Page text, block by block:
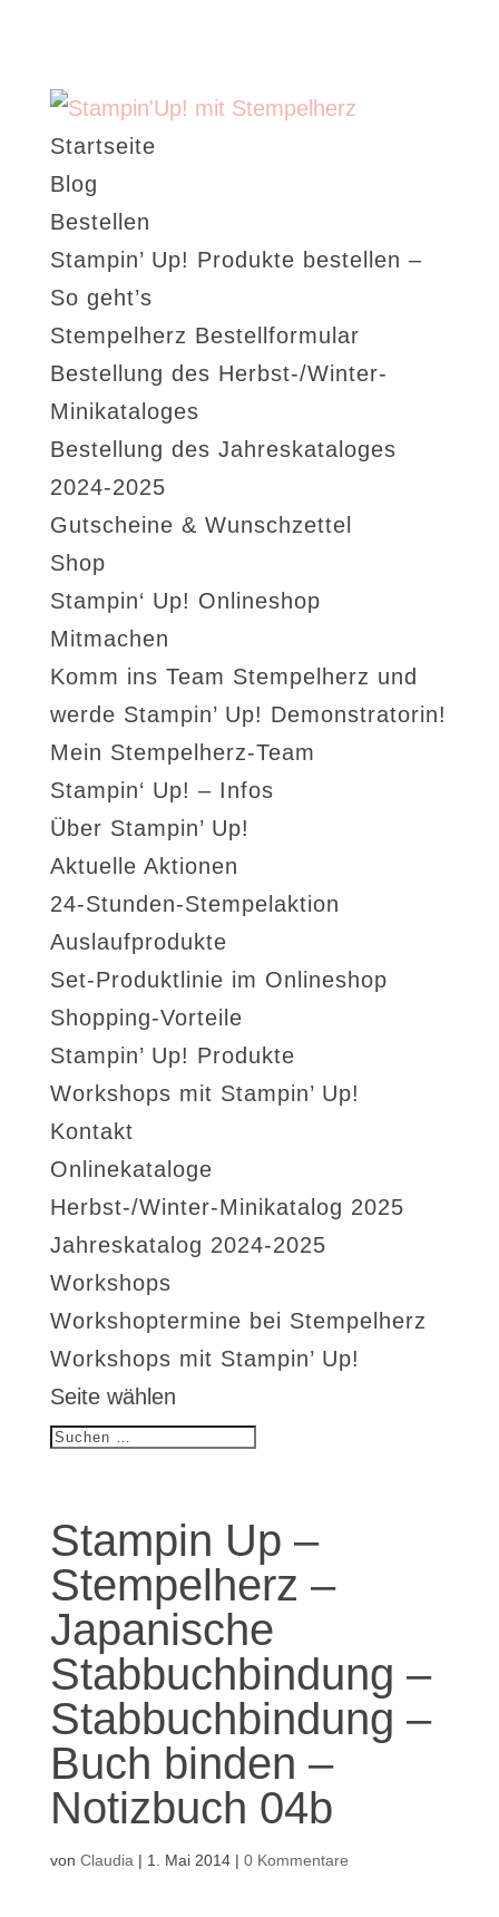
Startseite
Blog
Bestellen
Stampin’ Up! Produkte bestellen –
So geht’s
Stempelherz Bestellformular
Bestellung des Herbst-/Winter-
Minikataloges
Bestellung des Jahreskataloges
2024-2025
Gutscheine & Wunschzettel
Shop
Stampin‘ Up! Onlineshop
Mitmachen
Komm ins Team Stempelherz und
werde Stampin’ Up! Demonstratorin!
Mein Stempelherz-Team
Stampin‘ Up! – Infos
Über Stampin’ Up!
Aktuelle Aktionen
24-Stunden-Stempelaktion
Auslaufprodukte
Set-Produktlinie im Onlineshop
Shopping-Vorteile
Stampin’ Up! Produkte
Workshops mit Stampin’ Up!
Kontakt
Onlinekataloge
Herbst-/Winter-Minikatalog 2025
Jahreskatalog 2024-2025
Workshops
Workshoptermine bei Stempelherz
Workshops mit Stampin’ Up!
Seite wählen
Stampin Up –
Stempelherz –
Japanische
Stabbuchbindung –
Stabbuchbindung –
Buch binden –
Notizbuch 04b
von Claudia | 1. Mai 2014| 0 Kommentare